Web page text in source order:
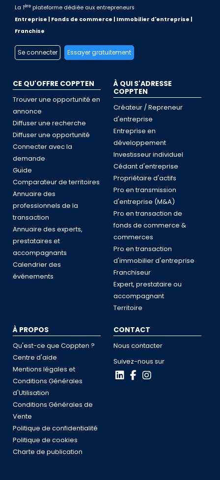
La 1ère plateforme dédiée aux entrepreneurs
Entreprise | Fonds de commerce | Immobilier d'entreprise |
Franchise
Se connecter Essayer gratuitement
CE QU'OFFRE COPPTEN
Trouver une opportunité en
annonce
Diffuser une recherche
Diffuser une opportunité
Connecter avec la
demande
Guide
Comparateur de territoires
Annuaire des
professionnels de la
transaction
Annuaire des experts,
prestataires et
accompagnants
Calendrier des
événements
À QUI S'ADRESSE
COPPTEN
Créateur / Repreneur
d'entreprise
Entreprise en
développement
Investisseur individuel
Cédant d'entreprise
Propriétaire d'actifs
Pro en transmission
d'entreprise (M&A)
Pro en transaction de
fonds de commerce &
commerces
Pro en transaction
d'immobilier d'entreprise
Franchiseur
Expert, prestataire ou
accompagnant
Territoire
À PROPOS
Qu'est-ce que Coppten ?
Centre d'aide
Mentions légales et
Conditions Générales
d'Utilisation
Conditions Générales de
Vente
Politique de confidentialité
Politique de cookies
Charte de publication
CONTACT
Nous contacter
Suivez-nous sur